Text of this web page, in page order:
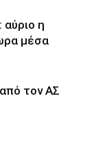
η
μέσα
τον ΑΣ